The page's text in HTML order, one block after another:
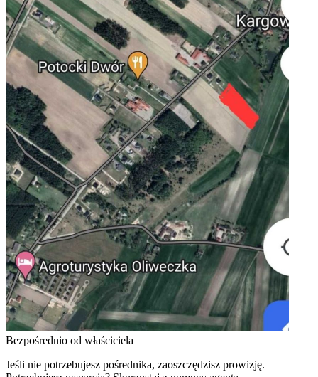
Bezpośrednio od właściciela
Jeśli nie potrzebujesz pośrednika, zaoszczędzisz prowizję.